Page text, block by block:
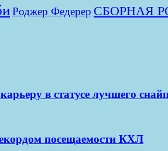
Роджер Федерер СБОРНАЯ
в статусе лучшего
посещаемости КХЛ